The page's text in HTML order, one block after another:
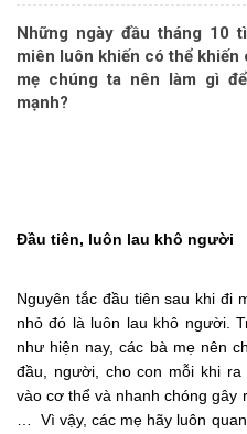
Những ngày đầu tháng 10
miên luôn khiến có thể khiến
mẹ chúng ta nên làm gì
mạnh?
Đầu tiên, luôn lau khô người
Nguyên tắc đầu tiên sau khi đi
nhỏ đó là luôn lau khô người.
như hiện nay, các bà mẹ nên
đầu, người, cho con mỗi khi
vào cơ thể và nhanh chóng gây
… Vì vậy, các mẹ hãy luôn